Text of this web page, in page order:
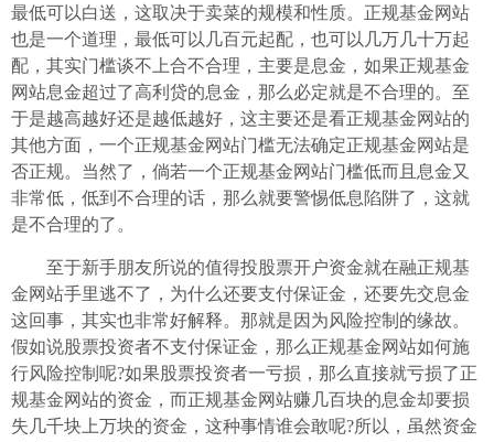
最低可以白送，这取决于卖菜的规模和性质。正规基金网站
也是一个道理，最低可以几百元起配，也可以几万几十万起
配，其实门槛谈不上合不合理，主要是息金，如果正规基金
网站息金超过了高利贷的息金，那么必定就是不合理的。至
于是越高越好还是越低越好，这主要还是看正规基金网站的
其他方面，一个正规基金网站门槛无法确定正规基金网站是
否正规。当然了，倘若一个正规基金网站门槛低而且息金又
非常低，低到不合理的话，那么就要警惕低息陷阱了，这就
是不合理的了。
至于新手朋友所说的值得投股票开户资金就在融正规基
金网站手里逃不了，为什么还要支付保证金，还要先交息金
这回事，其实也非常好解释。那就是因为风险控制的缘故。
假如说股票投资者不支付保证金，那么正规基金网站如何施
行风险控制呢?如果股票投资者一亏损，那么直接就亏损了正
规基金网站的资金，而正规基金网站赚几百块的息金却要损
失几千块上万块的资金，这种事情谁会敢呢?所以，虽然资金